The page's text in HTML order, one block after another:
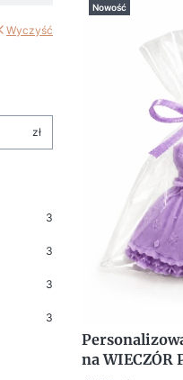
Wyczyść
zł
3
3
3
3
Nowość
na WIECZÓR